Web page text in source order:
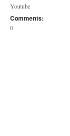
Youtube
Comments:
0